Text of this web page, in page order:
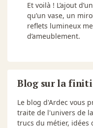
Et voilà ! L’ajout
qu’un vase, un
reflets lumineux
d’ameublement.
Blog sur la
Le blog d'Ardec vous
traite de l'univers de
trucs du métier, idées